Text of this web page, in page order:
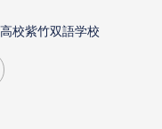
校紫竹双語学校